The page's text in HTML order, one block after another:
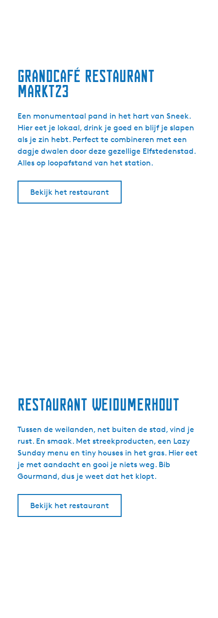
Grandcafé Restaurant
Markt23
Een monumentaal pand in het hart van Sneek.
Hier eet je lokaal, drink je goed en blijf je slapen
als je zin hebt. Perfect te combineren met een
dagje dwalen door deze gezellige Elfstedenstad.
Alles op loopafstand van het station.
Bekijk het restaurant
Restaurant WeidumerHout
Tussen de weilanden, net buiten de stad, vind je
rust. En smaak. Met streekproducten, een Lazy
Sunday menu en tiny houses in het gras. Hier eet
je met aandacht en gooi je niets weg. Bib
Gourmand, dus je weet dat het klopt.
Bekijk het restaurant